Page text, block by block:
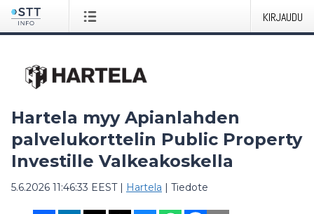
KIRJAUDU
Hartela myy Apianlahden
palvelukorttelin Public Property
Investille Valkeakoskella
5.6.2026 11:46:33 EEST| Hartela | Tiedote